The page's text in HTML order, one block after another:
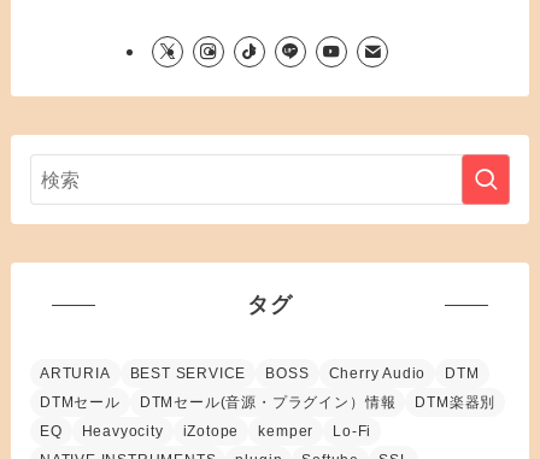
タグ
ARTURIA BEST SERVICE BOSS Cherry Audio
DTM
DTMセール
DTMセール(音源・プラグイン）情報
DTM楽器別
EQ
Heavyocity iZotope kemper
Lo-Fi